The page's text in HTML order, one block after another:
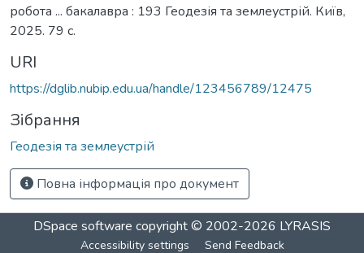
робота ... бакалавра : 193 Геодезія та землеустрій. Київ,
2025. 79 с.
URI
https://dglib.nubip.edu.ua/handle/123456789/12475
Зібрання
Геодезія та землеустрій
Повна інформація про документ
DSpace software copyright © 2002-2026 LYRASIS
Accessibility settings Send Feedback